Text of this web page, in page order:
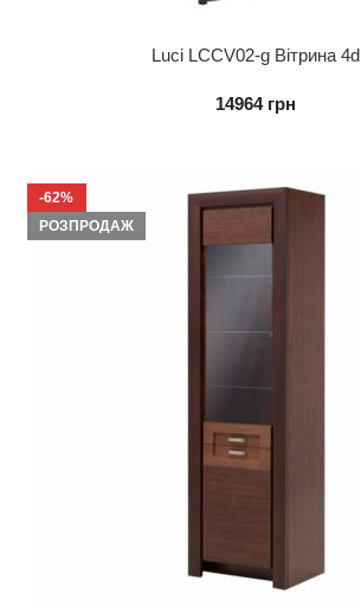
Luci LCCV02-g Вітрина 4d
14964 грн
-62%
РОЗПРОДАЖ